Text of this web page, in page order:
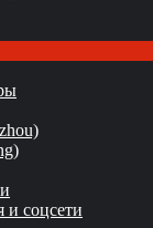
и соцсети